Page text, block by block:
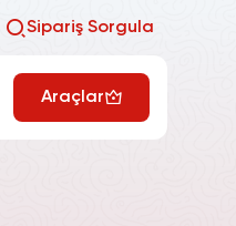
Sipariş Sorgula
Araçlar